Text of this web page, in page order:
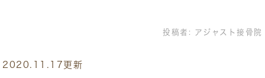
投稿者: アジャスト接骨院
2020.11.17更新